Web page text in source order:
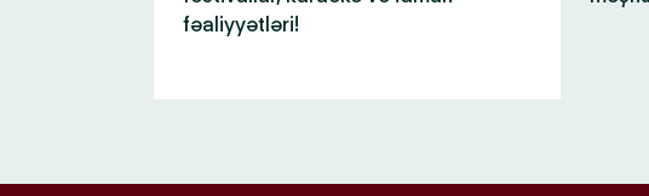
fəaliyyətləri!